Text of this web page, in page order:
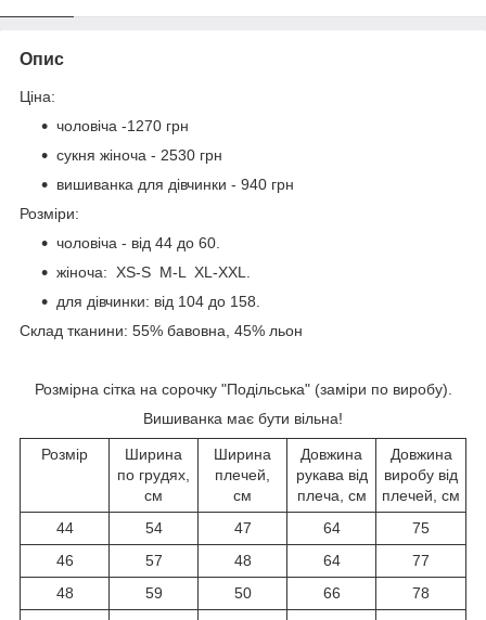
Опис
Ціна:
чоловіча -1270 грн
сукня жіноча - 2530 грн
вишиванка для дівчинки - 940 грн
Розміри:
чоловіча - від 44 до 60.
жіноча: XS-S M-L XL-XXL.
для дівчинки: від 104 до 158.
Склад тканини: 55% бавовна, 45% льон
Розмірна сітка на сорочку "Подільська" (заміри по виробу).
Вишиванка має бути вільна!
Розмір
Ширина
по грудях,
см
Ширина
плечей,
см
Довжина
рукава від
плеча, см
Довжина
виробу від
плечей, см
44
54 47 64
75
46
57 48 64
77
48
59 50 66
78